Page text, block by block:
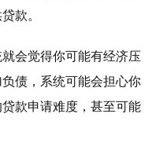
款。
会觉得你可能有经济压
债，系统可能会担心你
款申请难度，甚至可能